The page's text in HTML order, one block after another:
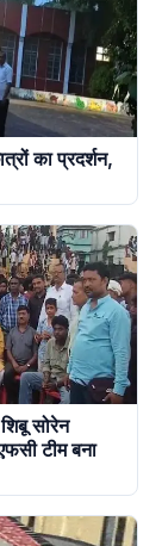
का प्रदर्शन,
सोरेन
टीम बना